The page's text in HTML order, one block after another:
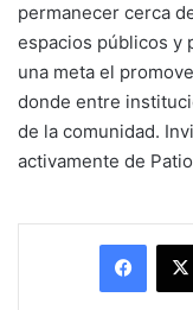
permanecer cerca
espacios públicos y
una meta el
donde entre
de la comunidad.
activamente de